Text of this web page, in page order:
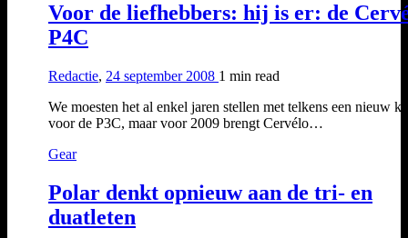
Voor de liefhebbers: hij is er: de
P4C
Redactie, 24 september 2008 1 min read
We moesten het al enkel jaren stellen met telkens een nieuw
voor de P3C, maar voor 2009 brengt Cervélo…
Gear
Polar denkt opnieuw aan de tri- en
duatleten